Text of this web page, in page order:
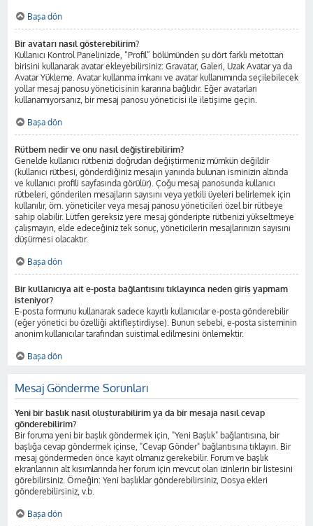
Başa dön
Bir avatarı nasıl gösterebilirim?
Kullanıcı Kontrol Panelinizde, “Profil” bölümünden şu dört farklı metottan
birisini kullanarak avatar ekleyebilirsiniz: Gravatar, Galeri, Uzak Avatar ya da
Avatar Yükleme. Avatar kullanma imkanı ve avatar kullanımında seçilebilecek
yollar mesaj panosu yöneticisinin kararına bağlıdır. Eğer avatarları
kullanamıyorsanız, bir mesaj panosu yöneticisi ile iletişime geçin.
Başa dön
Rütbem nedir ve onu nasıl değiştirebilirim?
Genelde kullanıcı rütbenizi doğrudan değiştirmeniz mümkün değildir
(kullanıcı rütbesi, gönderdiğiniz mesajın yanında bulunan isminizin altında
ve kullanıcı profili sayfasında görülür). Çoğu mesaj panosunda kullanıcı
rütbeleri, gönderilen mesajların sayısını veya yetkili üyeleri belirlemek için
kullanılır, örn. yöneticiler veya mesaj panosu yöneticileri özel bir rütbeye
sahip olabilir. Lütfen gereksiz yere mesaj gönderipte rütbenizi yükseltmeye
çalışmayın, elde edeceğiniz tek sonuç, yöneticilerin mesajlarınızın sayısını
düşürmesi olacaktır.
Başa dön
Bir kullanıcıya ait e-posta bağlantısını tıklayınca neden giriş yapmam
isteniyor?
E-posta formunu kullanarak sadece kayıtlı kullanıcılar e-posta gönderebilir
(eğer yönetici bu özelliği aktifleştirdiyse). Bunun sebebi, e-posta sisteminin
anonim kullanıcılar tarafından suistimal edilmesini önlemektir.
Başa dön
Mesaj Gönderme Sorunları
Yeni bir başlık nasıl oluşturabilirim ya da bir mesaja nasıl cevap
gönderebilirim?
Bir foruma yeni bir başlık göndermek için, "Yeni Başlık" bağlantısına, bir
başlığa cevap göndermek içinse, "Cevap Gönder" bağlantısına tıklayın. Bir
mesaj göndermeden önce kayıt olmanız gerekebilir. Forum ve başlık
ekranlarının alt kısımlarında her forum için mevcut olan izinlerin bir listesini
görebilirsiniz. Örneğin: Yeni başlıklar gönderebilirsiniz, Dosya ekleri
gönderebilirsiniz, v.b.
Başa dön